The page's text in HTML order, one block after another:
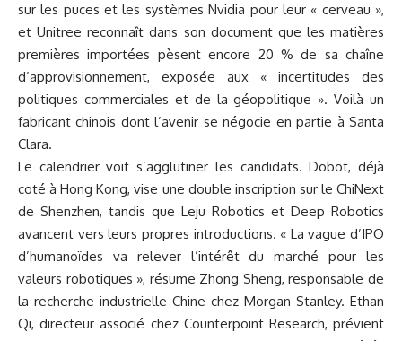
sur les puces et les systèmes Nvidia pour leur « cerveau »,
et Unitree reconnaît dans son document que les matières
premières importées pèsent encore 20 % de sa chaîne
d’approvisionnement, exposée aux « incertitudes des
politiques commerciales et de la géopolitique ». Voilà un
fabricant chinois dont l’avenir se négocie en partie à Santa
Clara.
Le calendrier voit s’agglutiner les candidats. Dobot, déjà
coté à Hong Kong, vise une double inscription sur le ChiNext
de Shenzhen, tandis que Leju Robotics et Deep Robotics
avancent vers leurs propres introductions. « La vague d’IPO
d’humanoïdes va relever l’intérêt du marché pour les
valeurs robotiques », résume Zhong Sheng, responsable de
la recherche industrielle Chine chez Morgan Stanley. Ethan
Qi, directeur associé chez Counterpoint Research, prévient